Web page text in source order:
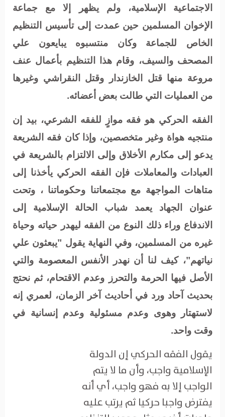
الاجتماعية الإسلامية، ولم يظهر إلا مع جماعة
الإخوان المسلمين حين عمدت إلى تأسيس التنظيم
الخاص للجماعة وكان منتسبوه يبايعون علي
المصحف والسيف، وقام هذا التنظيم بأعمال عنف
مروعة منها قتل الخازندار وقتل النقراشي وغيرها
من العمليات التي طالت بعض أعضائه.
الفقه الحركي هو فقه موازٍ للفقه الشرعي، بيد إن
منتجيه هواة وغير متخصصين، وإذا كان فقه الشريعة
يدعو إلى مكارم الأخلاق وإلى الالتزام بالشريعة في
العبادات والمعاملات فإن الفقه الحركي يأخذنا إلى
متاهات المواجهة مع مجتمعاتنا وحكوماتنا ، وتحت
عنوان الجهاد يعمد شباب الحالة الإسلامية إلى
الاندفاع وراء ذلك النوع من الفقه ليهدر حياته وحياة
غيره من المسلمين، وفي النهاية يقول "يبعثون علي
نياتهم"، كيف لنا أن نهدر الأنفس المعصومة والتي
الأصل فيها الحرمة والتحرز وعدم الاقتحام، ثم نحتج
بحديث آحاد ورد في أحاديث آخر الزمان، لعمري إنه
لاستهتار وهوى وعدم مسئولية وعدم إنسانية في
وقت واحد.
يقول الفقه الحركي إن الدولة
الإسلامية واجب، وأن ما لا يتم
الواجب إلا به فهو واجب، أي أنه
يفترض واجبا حركيا ثم يرتب عليه